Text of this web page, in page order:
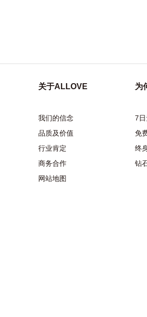
关于ALLOVE
我们的信念
品质及价值
行业肯定
商务合作
网站地图
为
7
免
终
钻